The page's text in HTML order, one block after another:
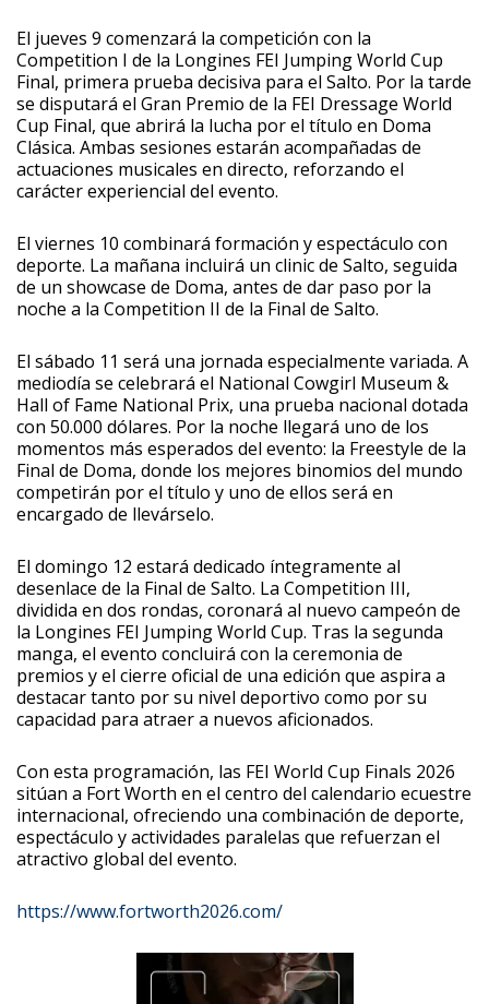
El jueves 9 comenzará la competición con la
Competition I de la Longines FEI Jumping World Cup
Final, primera prueba decisiva para el Salto. Por la tarde
se disputará el Gran Premio de la FEI Dressage World
Cup Final, que abrirá la lucha por el título en Doma
Clásica. Ambas sesiones estarán acompañadas de
actuaciones musicales en directo, reforzando el
carácter experiencial del evento.
El viernes 10 combinará formación y espectáculo con
deporte. La mañana incluirá un clinic de Salto, seguida
de un showcase de Doma, antes de dar paso por la
noche a la Competition II de la Final de Salto.
El sábado 11 será una jornada especialmente variada. A
mediodía se celebrará el National Cowgirl Museum &
Hall of Fame National Prix, una prueba nacional dotada
con 50.000 dólares. Por la noche llegará uno de los
momentos más esperados del evento: la Freestyle de la
Final de Doma, donde los mejores binomios del mundo
competirán por el título y uno de ellos será en
encargado de llevárselo.
El domingo 12 estará dedicado íntegramente al
desenlace de la Final de Salto. La Competition III,
dividida en dos rondas, coronará al nuevo campeón de
la Longines FEI Jumping World Cup. Tras la segunda
manga, el evento concluirá con la ceremonia de
premios y el cierre oficial de una edición que aspira a
destacar tanto por su nivel deportivo como por su
capacidad para atraer a nuevos aficionados.
Con esta programación, las FEI World Cup Finals 2026
sitúan a Fort Worth en el centro del calendario ecuestre
internacional, ofreciendo una combinación de deporte,
espectáculo y actividades paralelas que refuerzan el
atractivo global del evento.
https://www.fortworth2026.com/